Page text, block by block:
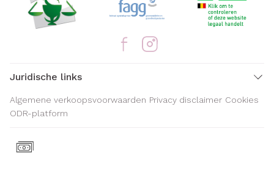
Juridische links
Algemene verkoopsvoorwaarden Privacy disclaimer Cookies
ODR-platform